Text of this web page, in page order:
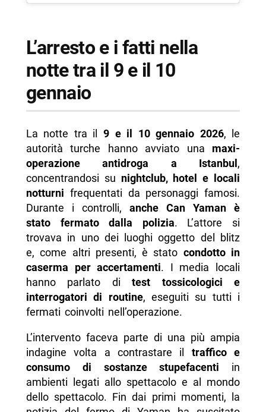
L’arresto e i fatti nella
notte tra il 9 e il 10
gennaio
La notte tra il 9 e il 10 gennaio 2026, le
autorità turche hanno avviato una maxi-
operazione antidroga a Istanbul,
concentrandosi su nightclub, hotel e locali
notturni frequentati da personaggi famosi.
Durante i controlli, anche Can Yaman è
stato fermato dalla polizia. L’attore si
trovava in uno dei luoghi oggetto del blitz
e, come altri presenti, è stato condotto in
caserma per accertamenti. I media locali
hanno parlato ditest tossicologici e
interrogatori di routine, eseguiti su tutti i
fermati coinvolti nell’operazione.
L’intervento faceva parte di una più ampia
indagine volta a contrastare il traffico e
consumo di sostanze stupefacenti in
ambienti legati allo spettacolo e al mondo
dello spettacolo. Fin dai primi momenti, la